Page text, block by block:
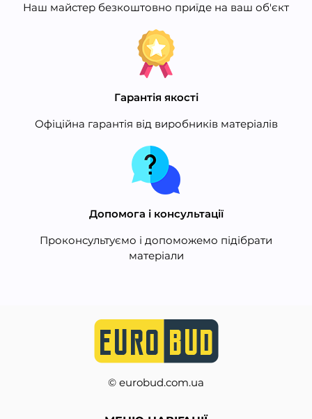
Наш майстер безкоштовно приїде на ваш об'єкт
Гарантія якості
Офіційна гарантія від виробників матеріалів
Допомога і консультації
Проконсультуємо і допоможемо підібрати
матеріали
© eurobud.com.ua